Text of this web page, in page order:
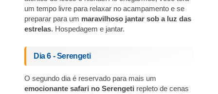
um tempo livre para relaxar no acampamento e se
preparar para um maravilhoso jantar sob a luz das
estrelas. Hospedagem e jantar.
Dia 6 - Serengeti
O segundo dia é reservado para mais um
emocionante safari no Serengeti repleto de cenas